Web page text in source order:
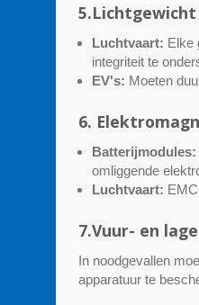
Luchtvaart: Elke
integriteit te
EV's: Moeten
6.
Batterijmodules:
omliggende
Luchtvaart:
7.Vuur- en
In noodgevallen
apparatuur te